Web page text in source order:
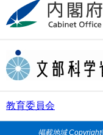
教育委員会
掲載地域